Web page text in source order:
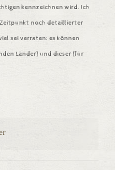
kennzeichnen wird. Ich
noch detaillierter
sei verraten: es können
Länder) und dieser(für